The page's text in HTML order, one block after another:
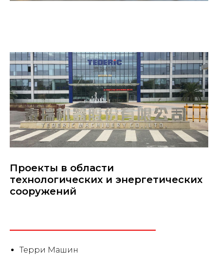
Проекты в области
технологических и энергетических
сооружений
Терри Машин